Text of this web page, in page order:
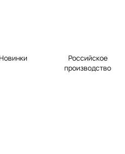
Новинки
Российское
производство